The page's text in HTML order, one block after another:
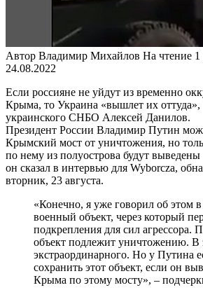
Автор Владимир Михайлов На чтение
24.08.2022
Если россияне не уйдут из временно
Крыма, то Украина «вышлет их оттуда»,
украинского СНБО Алексей Данилов.
Президент России Владимир Путин
Крымский мост от уничтожения, но
по нему из полуострова будут
он сказал в интервью для Wyborcza,
вторник, 23 августа.
«Конечно, я уже говорил об этом
военный объект, через который
подкрепления для сил агрессора.
объект подлежит уничтожению. В
экстраординарного. Но у Путина
сохранить этот объект, если он
Крыма по этому мосту», –